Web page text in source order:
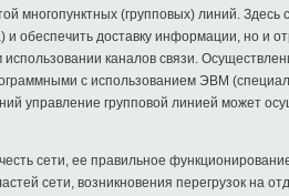
многопунктных (групповых) линий. Здесь
обеспечить доставку информации, но и
каналов связи.
с использованием ЭВМ
управление групповой линией может
сети, ее правильное
сети, возникновения перегрузок на